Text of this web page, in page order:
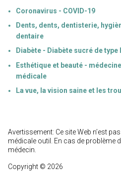
Coronavirus - COVID-19
Dents, dents, dentisterie,
dentaire
Diabète - Diabète sucré de type I
Esthétique et beauté -
médicale
La vue, la vision saine et les
Avertissement: Ce site Web n’est
médicale outil. En cas de problème
médecin.
Copyright © 2026